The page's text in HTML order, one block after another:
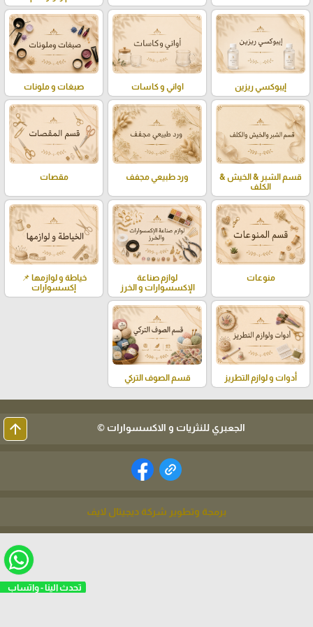
تحدث الينا - واتساب
إيبوكسي ريزين اواني و كاسات صبغات و ملونات
قسم الشبر & الخيش &
الكلف
ورد طبيعي مجفف مقصات
منوعات
لوازم صناعة
الإكسسوارات و الخرز
خياطة و لوازمها 📌
إكسسوارات
أدوات و لوازم التطريز قسم الصوف التركي
الجعبري للنثريات و الاكسسوارات © arrow_upward
برمجة وتطوير شركة ديجيتال لايف